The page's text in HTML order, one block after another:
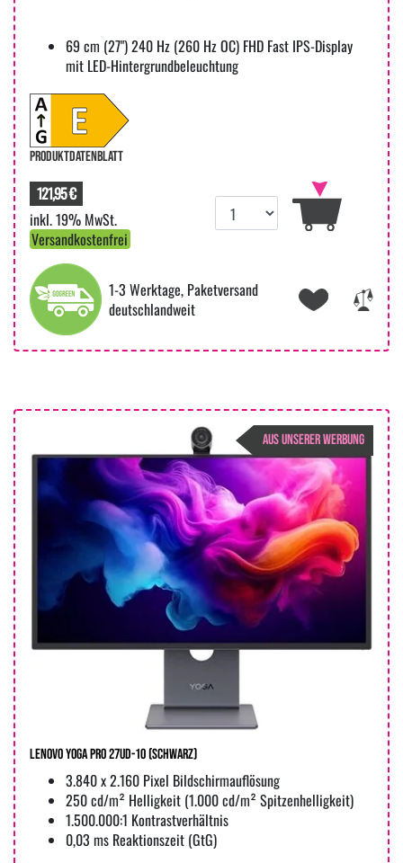
69 cm (27") 240 Hz (260 Hz OC) FHD Fast IPS-Display
mit LED-Hintergrundbeleuchtung
PRODUKTDATENBLATT
121,95 €
inkl. 19% MwSt.
Versandkostenfrei
1-3 Werktage, Paketversand
deutschlandweit
AUS UNSERER WERBUNG
Lenovo Yoga Pro 27UD-10 (Schwarz)
3.840 x 2.160 Pixel Bildschirmauflösung
250 cd/m² Helligkeit (1.000 cd/m² Spitzenhelligkeit)
1.500.000:1 Kontrastverhältnis
0,03 ms Reaktionszeit (GtG)